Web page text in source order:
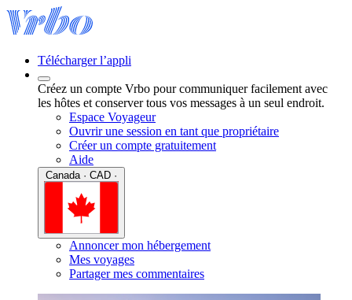
Télécharger l’appli
Créez un compte Vrbo pour communiquer facilement avec
les hôtes et conserver tous vos messages à un seul endroit.
Espace Voyageur
Ouvrir une session en tant que propriétaire
Créer un compte gratuitement
Aide
Annoncer mon hébergement
Mes voyages
Partager mes commentaires